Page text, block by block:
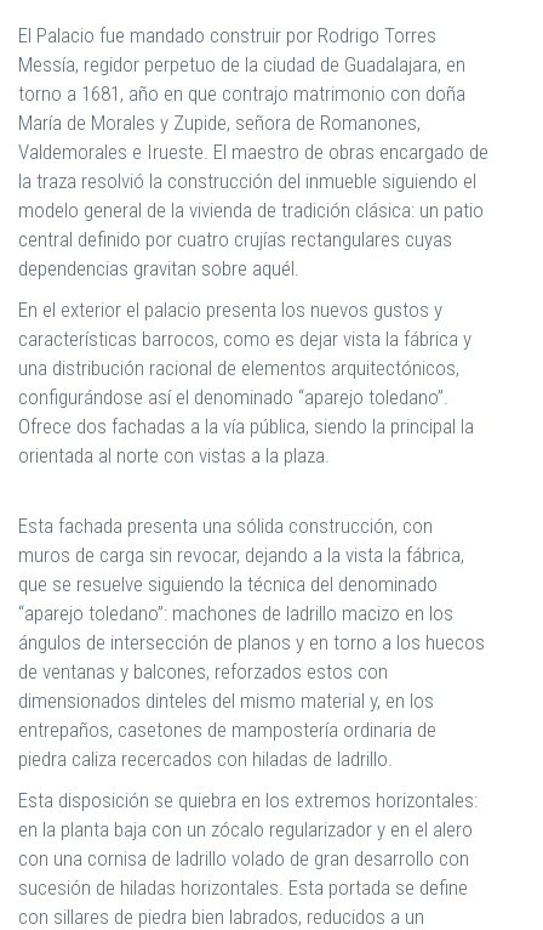
El Palacio fue mandado construir por Rodrigo Torres
Messía, regidor perpetuo de la ciudad de Guadalajara, en
torno a 1681, año en que contrajo matrimonio con doña
María de Morales y Zupide, señora de Romanones,
Valdemorales e Irueste. El maestro de obras encargado de
la traza resolvió la construcción del inmueble siguiendo el
modelo general de la vivienda de tradición clásica: un patio
central definido por cuatro crujías rectangulares cuyas
dependencias gravitan sobre aquél.
En el exterior el palacio presenta los nuevos gustos y
características barrocos, como es dejar vista la fábrica y
una distribución racional de elementos arquitectónicos,
configurándose así el denominado “aparejo toledano”.
Ofrece dos fachadas a la vía pública, siendo la principal la
orientada al norte con vistas a la plaza.
Esta fachada presenta una sólida construcción, con
muros de carga sin revocar, dejando a la vista la fábrica,
que se resuelve siguiendo la técnica del denominado
“aparejo toledano”: machones de ladrillo macizo en los
ángulos de intersección de planos y en torno a los huecos
de ventanas y balcones, reforzados estos con
dimensionados dinteles del mismo material y, en los
entrepaños, casetones de mampostería ordinaria de
piedra caliza recercados con hiladas de ladrillo.
Esta disposición se quiebra en los extremos horizontales:
en la planta baja con un zócalo regularizador y en el alero
con una cornisa de ladrillo volado de gran desarrollo con
sucesión de hiladas horizontales. Esta portada se define
con sillares de piedra bien labrados, reducidos a un